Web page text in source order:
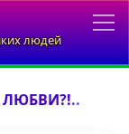
людей
ЛЮБВИ?!..